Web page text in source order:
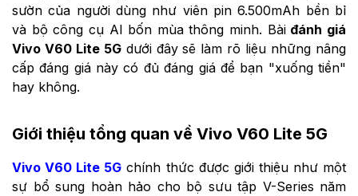
sườn của người dùng như viên pin 6.500mAh bền bỉ
và bộ công cụ AI bốn mùa thông minh. Bàiđánh giá
Vivo V60 Lite 5Gdưới đây sẽ làm rõ liệu những nâng
cấp đáng giá này có đủ đáng giá để bạn "xuống tiền"
hay không.
Giới thiệu tổng quan về Vivo V60 Lite 5G
Vivo V60 Lite 5G chính thức được giới thiệu như một
sự bổ sung hoàn hảo cho bộ sưu tập V-Series năm